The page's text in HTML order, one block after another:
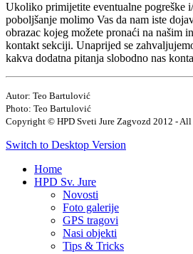
Ukoliko primijetite eventualne pogreške
poboljšanje molimo Vas da nam iste
obrazac kojeg možete pronaći na našim
kontakt sekciji. Unaprijed se
kakva dodatna pitanja slobodno nas
Autor: Teo Bartulović
Photo: Teo Bartulović
Copyright © HPD Sveti Jure Zagvozd 2012 - All
Switch to Desktop Version
Home
HPD Sv. Jure
Novosti
Foto galerije
GPS tragovi
Nasi objekti
Tips & Tricks